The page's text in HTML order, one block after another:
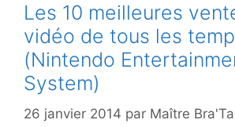
Les 10 meilleures
vidéo de tous les
(Nintendo
System)
26 janvier 2014 par Maître